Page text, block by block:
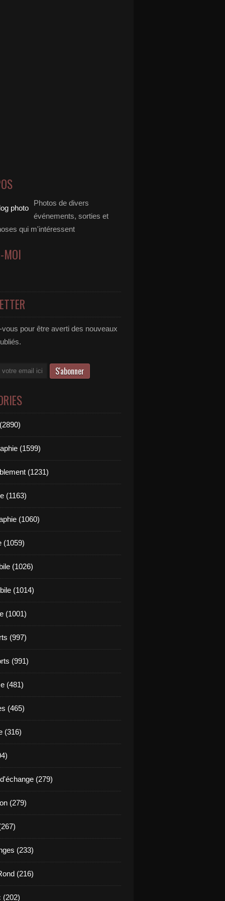
Photos de divers
événements, sorties et
qui m'intéressent
MOI
pour être averti des nouveaux
(1599)
(1231)
(1163)
(1060)
(1059)
(1026)
(1014)
(1001)
(997)
(991)
(481)
(465)
(316)
(279)
(279)
(233)
(216)
(202)